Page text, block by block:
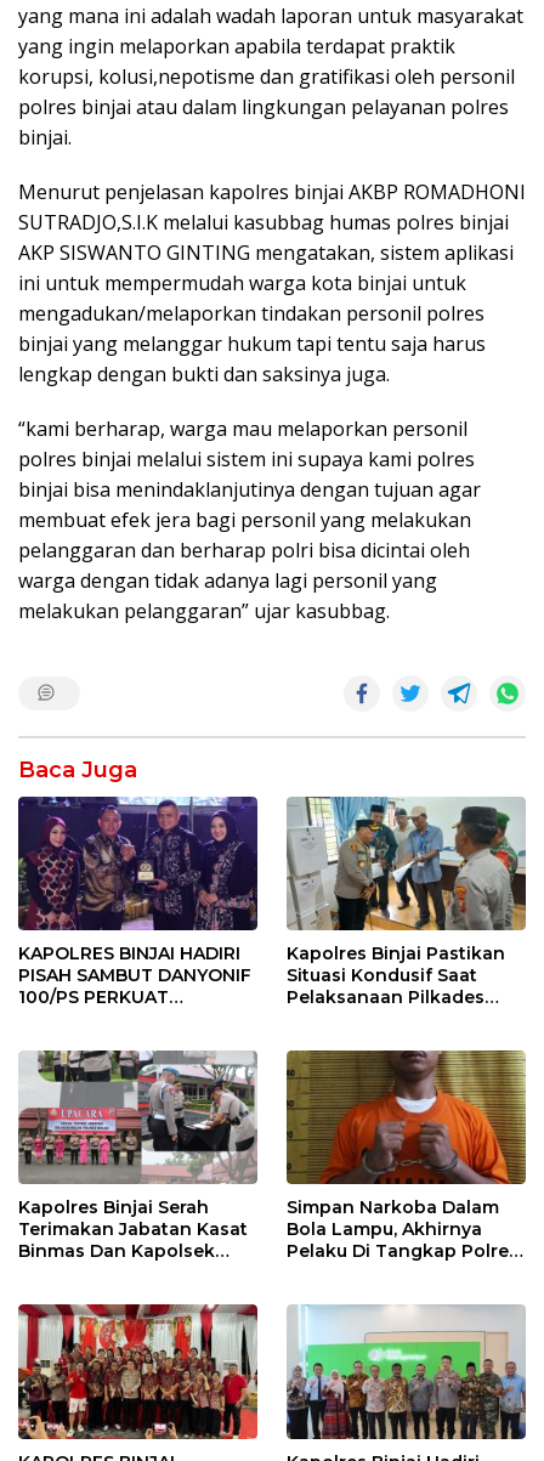
yang mana ini adalah wadah laporan untuk masyarakat
yang ingin melaporkan apabila terdapat praktik
korupsi, kolusi,nepotisme dan gratifikasi oleh personil
polres binjai atau dalam lingkungan pelayanan polres
binjai.
Menurut penjelasan kapolres binjai AKBP ROMADHONI
SUTRADJO,S.I.K melalui kasubbag humas polres binjai
AKP SISWANTO GINTING mengatakan, sistem aplikasi
ini untuk mempermudah warga kota binjai untuk
mengadukan/melaporkan tindakan personil polres
binjai yang melanggar hukum tapi tentu saja harus
lengkap dengan bukti dan saksinya juga.
“kami berharap, warga mau melaporkan personil
polres binjai melalui sistem ini supaya kami polres
binjai bisa menindaklanjutinya dengan tujuan agar
membuat efek jera bagi personil yang melakukan
pelanggaran dan berharap polri bisa dicintai oleh
warga dengan tidak adanya lagi personil yang
melakukan pelanggaran” ujar kasubbag.
Baca Juga
KAPOLRES BINJAI HADIRI
PISAH SAMBUT DANYONIF
100/PS PERKUAT
Kapolres Binjai Pastikan
Situasi Kondusif Saat
Pelaksanaan Pilkades
Kapolres Binjai Serah
Terimakan Jabatan Kasat
Binmas Dan Kapolsek
Simpan Narkoba Dalam
Bola Lampu, Akhirnya
Pelaku Di Tangkap Polres